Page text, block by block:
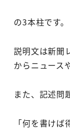
の3本柱です。
説明文は新聞
からニュース
また、記述問
「何を書けば